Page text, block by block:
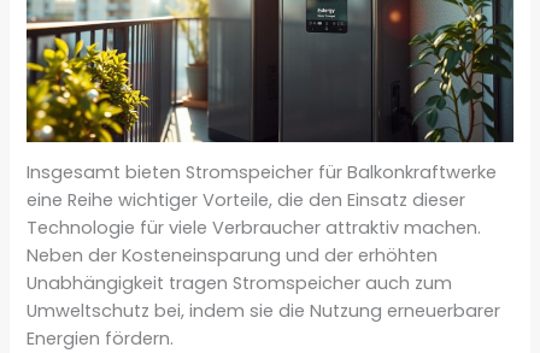
Insgesamt bieten Stromspeicher für Balkonkraftwerke
eine Reihe wichtiger Vorteile, die den Einsatz dieser
Technologie für viele Verbraucher attraktiv machen.
Neben der Kosteneinsparung und der erhöhten
Unabhängigkeit tragen Stromspeicher auch zum
Umweltschutz bei, indem sie die Nutzung erneuerbarer
Energien fördern.